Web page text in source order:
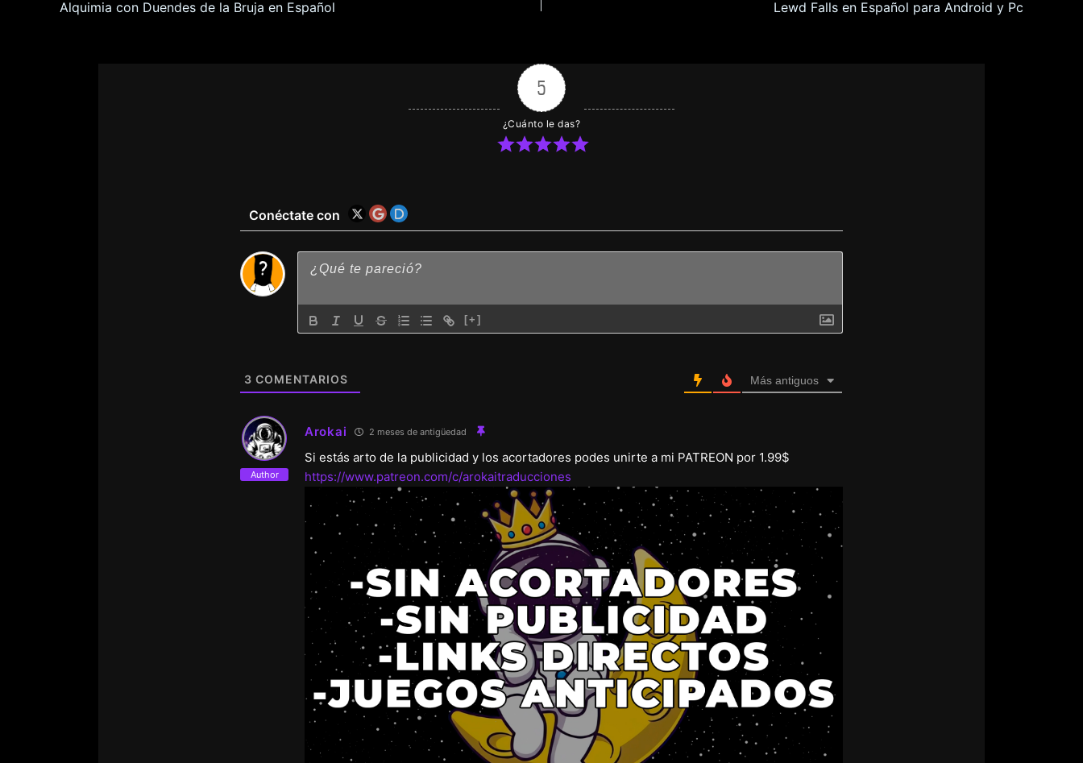
Alquimia con Duendes de la Bruja en Español Lewd Falls en Español para Android y Pc
5
¿Cuánto le das?
Conéctate con
[+]
3 COMENTARIOS Más antiguos
Author
Arokai 2 meses de antigüedad
Si estás arto de la publicidad y los acortadores podes unirte a mi PATREON por 1.99$
https://www.patreon.com/c/arokaitraducciones